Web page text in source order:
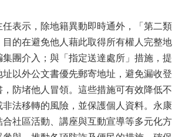
任表示，除地籍異動即時通外，「第二類
目的在避免他人藉此取得所有權人完整地
團介入；與「指定送達處所」措施，提
以外公文書優先郵寄地址，避免漏收登
防堵他人冒領。這些措施可有效降低不
法移轉的風險，並保護個人資料。永康
社區活動、講座與互動宣導等多元化方